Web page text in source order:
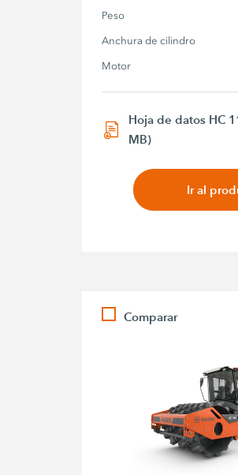
Peso
Anchura de cilindro
Motor
Hoja de datos HC
MB)
Ir al
Comparar